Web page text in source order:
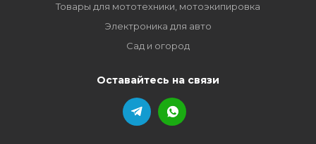
Товары для мототехники, мотоэкипировка
Электроника для авто
Сад и огород
Оставайтесь на связи